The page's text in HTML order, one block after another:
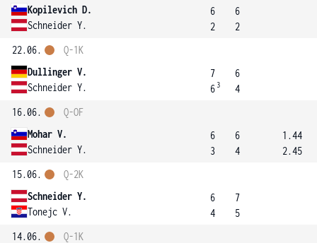
Kopilevich D.
Schneider Y.
6
2
6
2
22.06.
Dullinger V.
Schneider Y.
Q-1K
7
6 3
6
4
16.06.
Mohar V.
Schneider Y.
Q-OF
6
3
6
4
1.44
2.45
15.06.
Schneider Y.
Tonejc V.
Q-2K
6
4
7
5
14.06.
Q-1K